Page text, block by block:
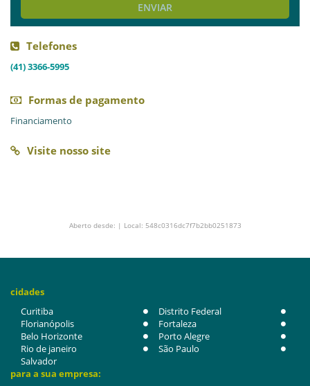
ENVIAR
Telefones
(41) 3366-5995
Formas de pagamento
Financiamento
Visite nosso site
Aberto desde: | Local: 548c0316dc7f7b2bb0251873
cidades
Curitiba
Distrito Federal
Florianópolis
Fortaleza
Belo Horizonte
Porto Alegre
Rio de janeiro
São Paulo
Salvador
para a sua empresa: